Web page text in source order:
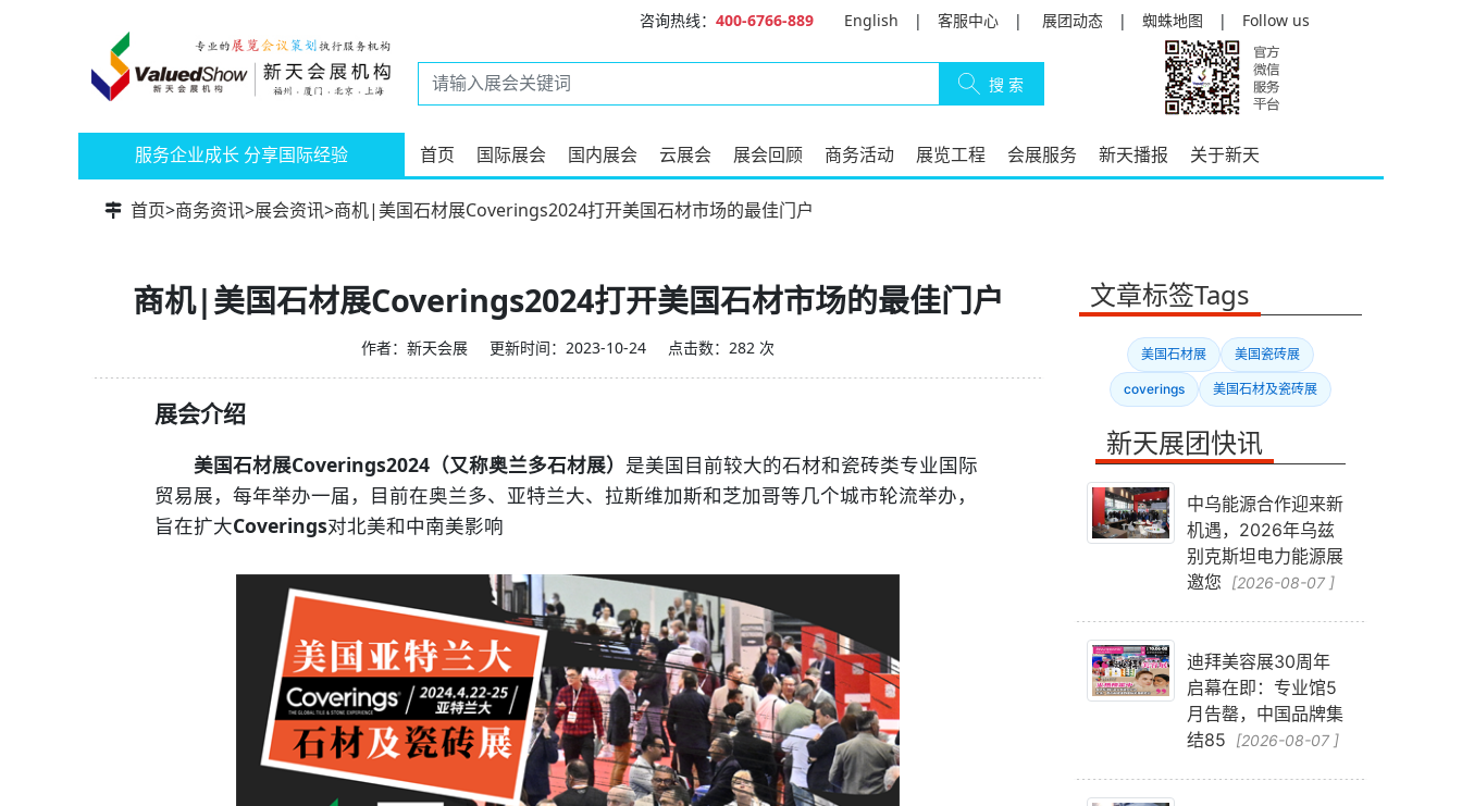
咨询热线： 400-6766-889 English | 客服中心 | 展团动态 | 蜘蛛地图 | Follow us
服务企业成长 分享国际经验 首页 国际展会 国内展会 云展会 展会回顾 商务活动 展览工程 会展服务 新天播报 关于新天
首页>商务资讯>展会资讯>商机|美国石材展Coverings2024打开美国石材市场的最佳门户
商机|美国石材展Coverings2024打开美国石材市场的最佳门户
作者：新天会展 更新时间：2023-10-24 点击数：282 次
展会介绍
美国石材展Coverings2024（又称奥兰多石材展） 是美国目前较大的石材和瓷砖类专业国际
贸易展，每年举办一届，目前在奥兰多、亚特兰大、拉斯维加斯和芝加哥等几个城市轮流举办，
旨在扩大Coverings对北美和中南美影响
文章标签Tags
美国石材展 美国瓷砖展
coverings 美国石材及瓷砖展
新天展团快讯
中乌能源合作迎来新
机遇，2026年乌兹
别克斯坦电力能源展
邀您
[2026-08-07 ]
迪拜美容展30周年
启幕在即：专业馆5
月告罄，中国品牌集
结85
[2026-08-07 ]